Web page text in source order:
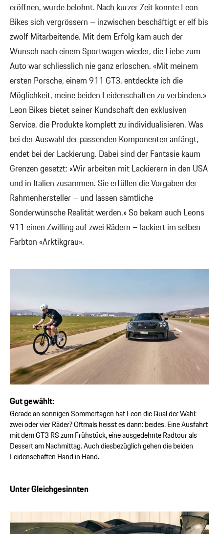
eröffnen, wurde belohnt. Nach kurzer Zeit konnte Leon
Bikes sich vergrössern – inzwischen beschäftigt er elf bis
zwölf Mitarbeitende. Mit dem Erfolg kam auch der
Wunsch nach einem Sportwagen wieder, die Liebe zum
Auto war schliesslich nie ganz erloschen. «Mit meinem
ersten Porsche, einem 911 GT3, entdeckte ich die
Möglichkeit, meine beiden Leidenschaften zu verbinden.»
Leon Bikes bietet seiner Kundschaft den exklusiven
Service, die Produkte komplett zu individualisieren. Was
bei der Auswahl der passenden Komponenten anfängt,
endet bei der Lackierung. Dabei sind der Fantasie kaum
Grenzen gesetzt: «Wir arbeiten mit Lackierern in den USA
und in Italien zusammen. Sie erfüllen die Vorgaben der
Rahmenhersteller – und lassen sämtliche
Sonderwünsche Realität werden.» So bekam auch Leons
911 einen Zwilling auf zwei Rädern – lackiert im selben
Farbton «Arktikgrau».
Gut gewählt:
Gerade an sonnigen Sommertagen hat Leon die Qual der Wahl:
zwei oder vier Räder? Oftmals heisst es dann: beides. Eine Ausfahrt
mit dem GT3 RS zum Frühstück, eine ausgedehnte Radtour als
Dessert am Nachmittag. Auch diesbezüglich gehen die beiden
Leidenschaften Hand in Hand.
Unter Gleichgesinnten